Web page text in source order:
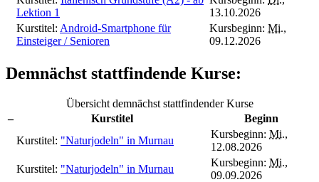
Lektion 1
13.10.2026
Kurstitel: Android-Smartphone für
Einsteiger / Senioren
Kursbeginn: Mi.,
09.12.2026
Demnächst stattfindende Kurse:
Übersicht demnächst stattfindender Kurse
–
Kurstitel
Beginn
Kurstitel: "Naturjodeln" in Murnau
Kursbeginn: Mi.,
12.08.2026
Kurstitel: "Naturjodeln" in Murnau
Kursbeginn: Mi.,
09.09.2026